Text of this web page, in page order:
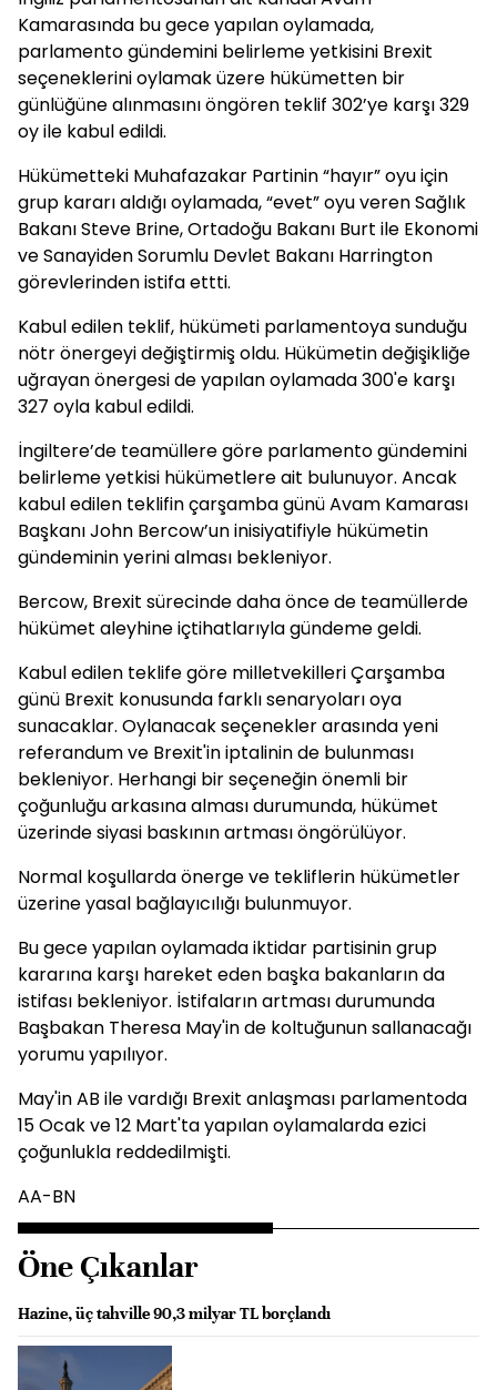
Kamarasında bu gece yapılan oylamada,
parlamento gündemini belirleme yetkisini Brexit
seçeneklerini oylamak üzere hükümetten bir
günlüğüne alınmasını öngören teklif 302’ye karşı 329
oy ile kabul edildi.
Hükümetteki Muhafazakar Partinin “hayır” oyu için
grup kararı aldığı oylamada, “evet” oyu veren Sağlık
Bakanı Steve Brine, Ortadoğu Bakanı Burt ile Ekonomi
ve Sanayiden Sorumlu Devlet Bakanı Harrington
görevlerinden istifa ettti.
Kabul edilen teklif, hükümeti parlamentoya sunduğu
nötr önergeyi değiştirmiş oldu. Hükümetin değişikliğe
uğrayan önergesi de yapılan oylamada 300'e karşı
327 oyla kabul edildi.
İngiltere’de teamüllere göre parlamento gündemini
belirleme yetkisi hükümetlere ait bulunuyor. Ancak
kabul edilen teklifin çarşamba günü Avam Kamarası
Başkanı John Bercow’un inisiyatifiyle hükümetin
gündeminin yerini alması bekleniyor.
Bercow, Brexit sürecinde daha önce de teamüllerde
hükümet aleyhine içtihatlarıyla gündeme geldi.
Kabul edilen teklife göre milletvekilleri Çarşamba
günü Brexit konusunda farklı senaryoları oya
sunacaklar. Oylanacak seçenekler arasında yeni
referandum ve Brexit'in iptalinin de bulunması
bekleniyor. Herhangi bir seçeneğin önemli bir
çoğunluğu arkasına alması durumunda, hükümet
üzerinde siyasi baskının artması öngörülüyor.
Normal koşullarda önerge ve tekliflerin hükümetler
üzerine yasal bağlayıcılığı bulunmuyor.
Bu gece yapılan oylamada iktidar partisinin grup
kararına karşı hareket eden başka bakanların da
istifası bekleniyor. İstifaların artması durumunda
Başbakan Theresa May'in de koltuğunun sallanacağı
yorumu yapılıyor.
May'in AB ile vardığı Brexit anlaşması parlamentoda
15 Ocak ve 12 Mart'ta yapılan oylamalarda ezici
çoğunlukla reddedilmişti.
AA-BN
Öne Çıkanlar
Hazine, üç tahville 90,3 milyar TL borçlandı